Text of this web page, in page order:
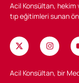
Acil Konsültan, hekim
tıp eğitimleri sunan
Acil Konsültan, bir